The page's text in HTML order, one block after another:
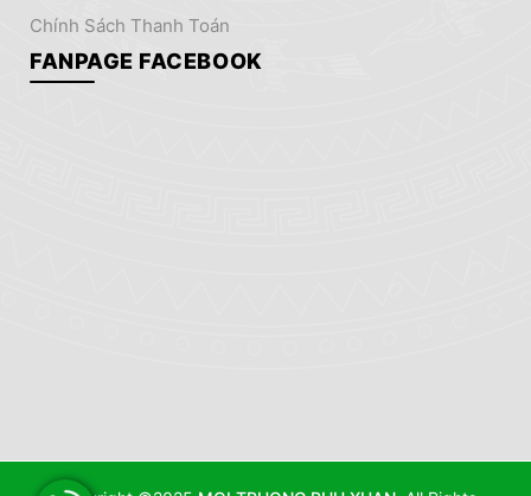
Chính Sách Thanh Toán
FANPAGE FACEBOOK